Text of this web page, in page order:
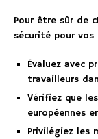
Pour être sûr de
sécurité pour vos
Évaluez avec
travailleurs
Vérifiez que
européennes
Privilégiez les